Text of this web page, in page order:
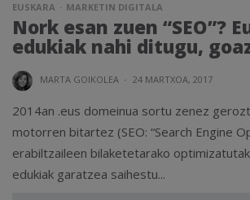
EUSKARA MARKETIN DIGITALA
Nork esan zuen “SEO”?
edukiak nahi ditugu,
MARTA GOIKOLEA · 24 MARTXOA, 2017
2014an .eus domeinua sortu zenez
motorren bitartez (SEO: “Search Engine
erabiltzaileen bilaketetarako
edukiak garatzea saihestu...